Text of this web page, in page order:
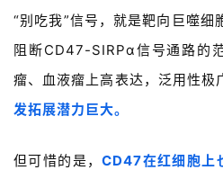
“别吃我”信号，就是靶向巨噬
阻断CD47-SIRPα信号通路的
瘤、血液瘤上高表达，泛用性极
发拓展潜力巨大。
但可惜的是，CD47在红细胞上